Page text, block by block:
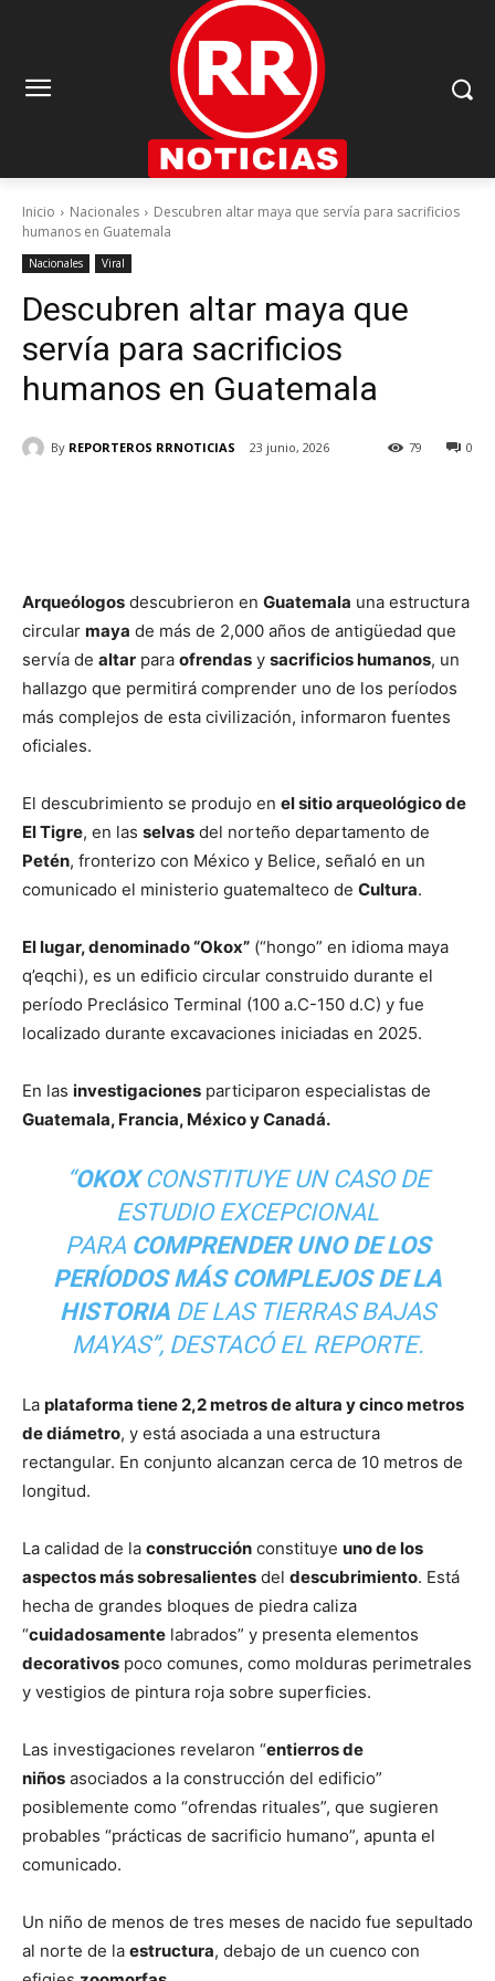
Inicio Nacionales
Descubren altar maya que servía para sacrificios
humanos en Guatemala
Nacionales Viral
Descubren altar maya que
servía para sacrificios
humanos en Guatemala
By REPORTEROS RRNOTICIAS 23 junio, 2026 0
79
Arqueólogos descubrieron en Guatemala una estructura
circular maya de más de 2,000 años de antigüedad que
servía de altar para ofrendas y sacrificios humanos, un
hallazgo que permitirá comprender uno de los períodos
más complejos de esta civilización, informaron fuentes
oficiales.
El descubrimiento se produjo en el sitio arqueológico de
El Tigre, en las selvas del norteño departamento de
Petén, fronterizo con México y Belice, señaló en un
comunicado el ministerio guatemalteco de Cultura.
El lugar, denominado “Okox” (“hongo” en idioma maya
q’eqchi), es un edificio circular construido durante el
período Preclásico Terminal (100 a.C-150 d.C) y fue
localizado durante excavaciones iniciadas en 2025.
En las investigaciones participaron especialistas de
Guatemala, Francia, México y Canadá.
“OKOXCONSTITUYE UN CASO DE
ESTUDIO EXCEPCIONAL
PARA COMPRENDER UNO DE LOS
PERÍODOS MÁS COMPLEJOS DE LA
HISTORIA DE LAS TIERRAS BAJAS
MAYAS”, DESTACÓ EL REPORTE.
La plataforma tiene 2,2 metros de altura y cinco metros
de diámetro, y está asociada a una estructura
rectangular. En conjunto alcanzan cerca de 10 metros de
longitud.
La calidad de la construcción constituye uno de los
aspectos más sobresalientes del descubrimiento. Está
hecha de grandes bloques de piedra caliza
“cuidadosamente labrados” y presenta elementos
decorativos poco comunes, como molduras perimetrales
y vestigios de pintura roja sobre superficies.
Las investigaciones revelaron “entierros de
niños asociados a la construcción del edificio”
posiblemente como “ofrendas rituales”, que sugieren
probables “prácticas de sacrificio humano”, apunta el
comunicado.
Un niño de menos de tres meses de nacido fue sepultado
al norte de la estructura, debajo de un cuenco con